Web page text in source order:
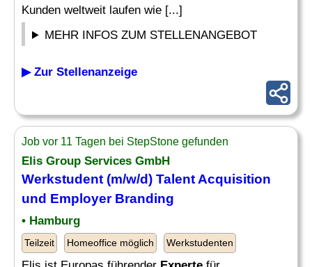
Kunden weltweit laufen wie [...]
MEHR INFOS ZUM STELLENANGEBOT
▶ Zur Stellenanzeige
Job vor 11 Tagen bei StepStone gefunden
Elis Group Services GmbH
Werkstudent (m/w/d) Talent Acquisition
und Employer Branding
• Hamburg
Teilzeit Homeoffice möglich Werkstudenten